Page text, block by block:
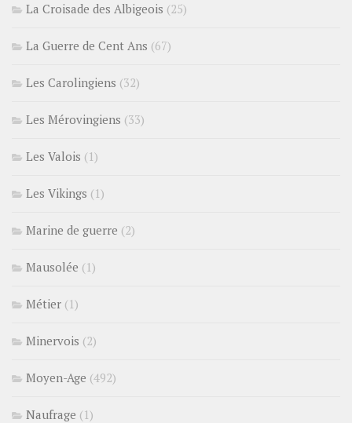
La Croisade des Albigeois (25)
La Guerre de Cent Ans (67)
Les Carolingiens (32)
Les Mérovingiens (33)
Les Valois (1)
Les Vikings (1)
Marine de guerre (2)
Mausolée (1)
Métier (1)
Minervois (2)
Moyen-Age (492)
Naufrage (1)